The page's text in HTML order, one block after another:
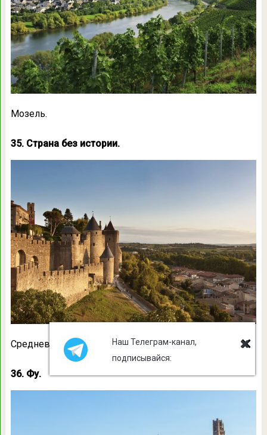
Мозель.
35. Страна без истории.
Средневековый город-крепость Каркассон
36. Фу.
Наш Телеграм-канал,
подписывайся: